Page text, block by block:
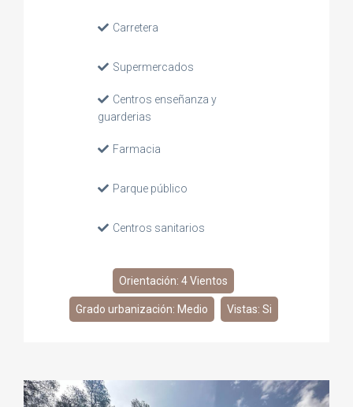
Carretera
Supermercados
Centros enseñanza y
guarderias
Farmacia
Parque público
Centros sanitarios
Orientación: 4 Vientos
Grado urbanización: Medio Vistas: Si